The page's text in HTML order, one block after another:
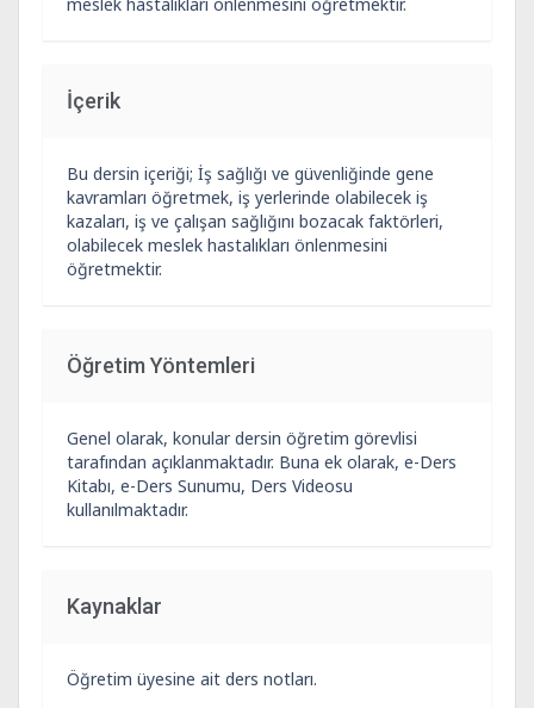
İçerik
Bu dersin içeriği; İş sağlığı ve güvenliğinde gene
kavramları öğretmek, iş yerlerinde olabilecek iş
kazaları, iş ve çalışan sağlığını bozacak faktörleri,
olabilecek meslek hastalıkları önlenmesini
öğretmektir.
Öğretim Yöntemleri
Genel olarak, konular dersin öğretim görevlisi
tarafından açıklanmaktadır. Buna ek olarak, e-Ders
Kitabı, e-Ders Sunumu, Ders Videosu
kullanılmaktadır.
Kaynaklar
Öğretim üyesine ait ders notları.